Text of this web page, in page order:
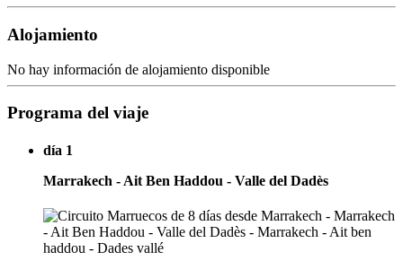
Alojamiento
No hay información de alojamiento disponible
Programa del viaje
día 1
Marrakech - Ait Ben Haddou - Valle del Dadès